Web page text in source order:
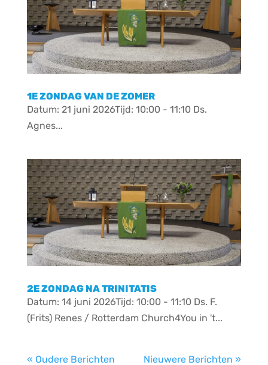
1E ZONDAG VAN DE ZOMER
Datum: 21 juni 2026Tijd: 10:00 - 11:10 Ds.
Agnes...
2E ZONDAG NA TRINITATIS
Datum: 14 juni 2026Tijd: 10:00 - 11:10 Ds. F.
(Frits) Renes / Rotterdam Church4You in 't...
« Oudere Berichten Nieuwere Berichten »